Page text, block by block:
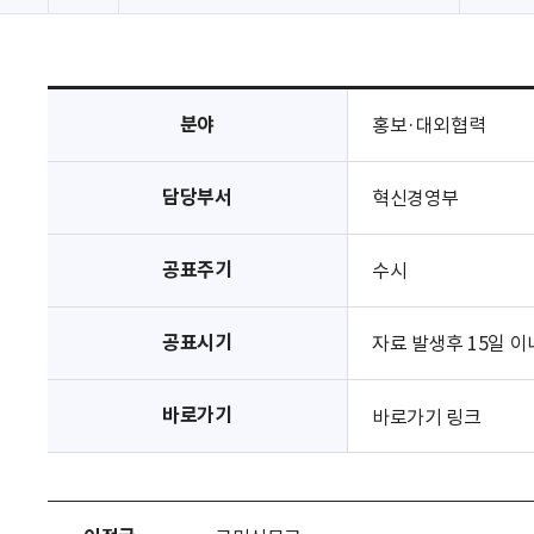
분야 홍보·대외협력
담당부서 혁신경영부
공표주기 수시
공표시기 자료 발생후 15일 이
바로가기 바로가기 링크